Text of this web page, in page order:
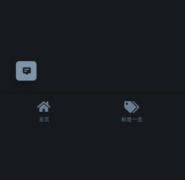
意见反馈
首页 标签一览